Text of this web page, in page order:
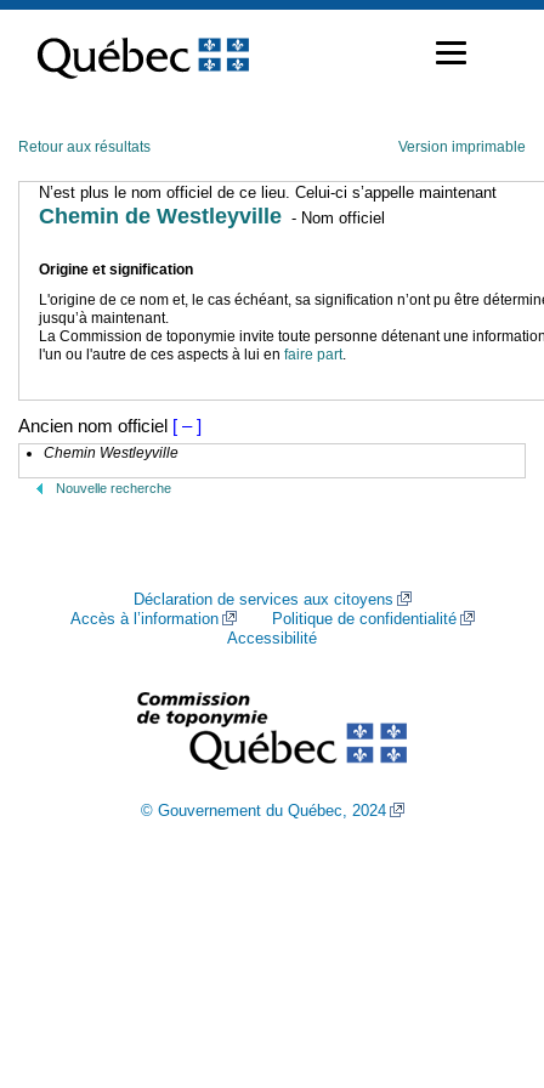
contenu
Retour aux résultats Version imprimable
N’est plus le nom officiel de ce lieu. Celui-ci s’appelle maintenant
Chemin de Westleyville - Nom officiel
Origine et signification
L'origine de ce nom et, le cas échéant, sa signification n’ont pu être
jusqu’à maintenant.
La Commission de toponymie invite toute personne détenant une
l'un ou l'autre de ces aspects à lui en faire part.
Ancien nom officiel [ – ]
Chemin Westleyville
Nouvelle recherche
Déclaration de services aux citoyens
Accès à l’information
Politique de confidentialité
Accessibilité
© Gouvernement du Québec, 2024